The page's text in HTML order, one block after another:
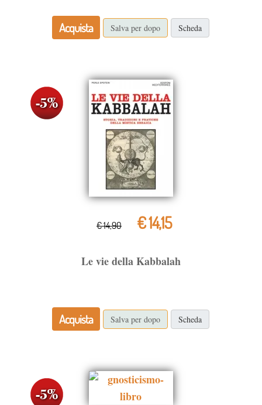
Acquista Salva per dopo Scheda
€ 14,90 € 14,15
Le vie della Kabbalah
Acquista Salva per dopo Scheda